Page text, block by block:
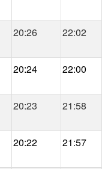
20:26 22:02
20:24 22:00
20:23 21:58
20:22 21:57